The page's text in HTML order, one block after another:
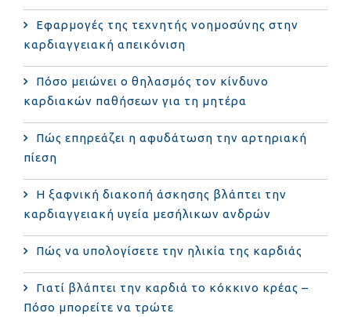
Εφαρμογές της τεχνητής νοημοσύνης στην
καρδιαγγειακή απεικόνιση
Πόσο μειώνει ο θηλασμός τον κίνδυνο
καρδιακών παθήσεων για τη μητέρα
Πώς επηρεάζει η αφυδάτωση την αρτηριακή
πίεση
Η ξαφνική διακοπή άσκησης βλάπτει την
καρδιαγγειακή υγεία μεσήλικων ανδρών
Πώς να υπολογίσετε την ηλικία της καρδιάς
Γιατί βλάπτει την καρδιά το κόκκινο κρέας –
Πόσο μπορείτε να τρώτε